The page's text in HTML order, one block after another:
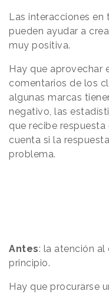
Las interacciones
pueden ayudar a
muy positiva.
Hay que aprovechar
comentarios de los
algunas marcas
negativo, las
que recibe
cuenta si la
problema.
Antes: la atención
principio.
Hay que procurarse